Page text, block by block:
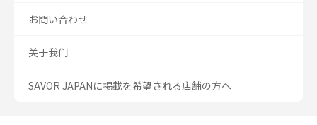
お問い合わせ
关于我们
SAVOR JAPANに掲載を希望される店舗の方へ